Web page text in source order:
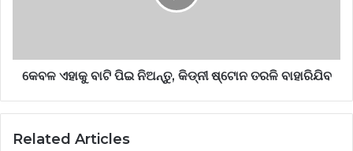
କେବଳ ଏହାକୁ ବାଟି ପିଇ ନିଅନ୍ତୁ, କିଡ୍ନୀ ଷ୍ଟୋନ ତରଳି ବାହାରିଯିବ
Related Articles